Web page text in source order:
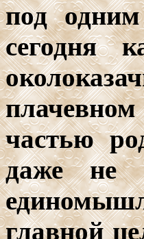
под
сегодня
частью
даже не
главной